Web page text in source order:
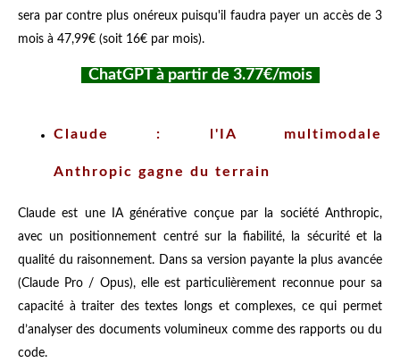
sera par contre plus onéreux puisqu'il faudra payer un accès de 3
mois à 47,99€ (soit 16€ par mois).
ChatGPT à partir de 3.77€/mois
Claude : l'IA multimodale
Anthropic gagne du terrain
Claude est une IA générative conçue par la société Anthropic,
avec un positionnement centré sur la fiabilité, la sécurité et la
qualité du raisonnement. Dans sa version payante la plus avancée
(Claude Pro / Opus), elle est particulièrement reconnue pour sa
capacité à traiter des textes longs et complexes, ce qui permet
d’analyser des documents volumineux comme des rapports ou du
code.